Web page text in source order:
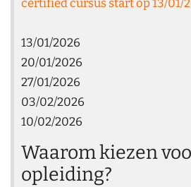
13/01/2026
20/01/2026
27/01/2026
03/02/2026
10/02/2026
Waarom kiezen
opleiding?